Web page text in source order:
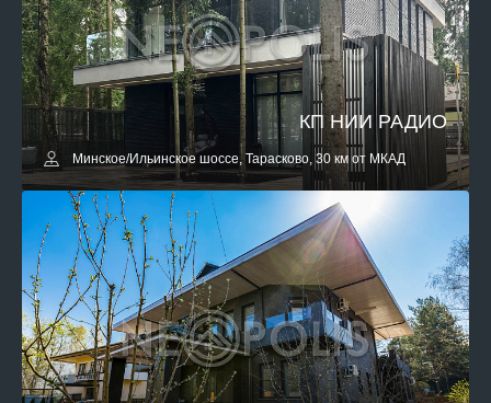
КП НИИ РАДИО
Минское/Ильинское шоссе, Тарасково, 30 км от МКАД